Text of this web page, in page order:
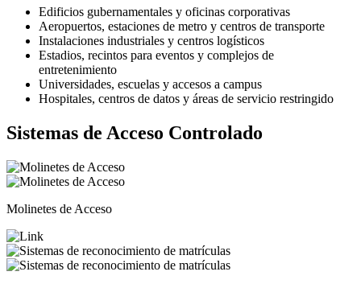
Edificios gubernamentales y oficinas corporativas
Aeropuertos, estaciones de metro y centros de transporte
Instalaciones industriales y centros logísticos
Estadios, recintos para eventos y complejos de
entretenimiento
Universidades, escuelas y accesos a campus
Hospitales, centros de datos y áreas de servicio restringido
Sistemas de Acceso Controlado
Molinetes de Acceso